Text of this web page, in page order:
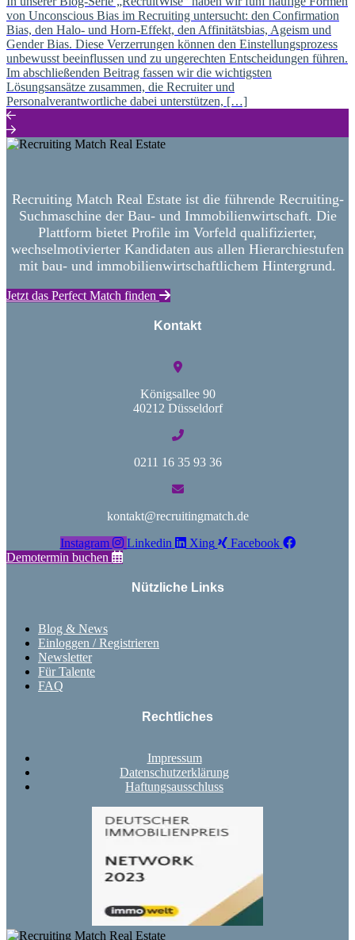
von Unconscious Bias im Recruiting untersucht: den Confirmation
Bias, den Halo- und Horn-Effekt, den Affinitätsbias, Ageism und
Gender Bias. Diese Verzerrungen können den Einstellungsprozess
unbewusst beeinflussen und zu ungerechten Entscheidungen führen.
Im abschließenden Beitrag fassen wir die wichtigsten
Lösungsansätze zusammen, die Recruiter und
Personalverantwortliche dabei unterstützen, […]
Recruiting Match Real Estate ist die führende Recruiting-
Suchmaschine der Bau- und Immobilienwirtschaft. Die
Plattform bietet Profile im Vorfeld qualifizierter,
wechselmotivierter Kandidaten aus allen Hierarchiestufen
mit bau- und immobilienwirtschaftlichem Hintergrund.
Jetzt das Perfect Match finden
Kontakt
Königsallee 90
40212 Düsseldorf
0211 16 35 93 36
kontakt@recruitingmatch.de
Instagram
Linkedin Xing
Facebook
Demotermin buchen
Nützliche Links
Blog & News
Einloggen / Registrieren
Newsletter
Für Talente
FAQ
Rechtliches
Impressum
Datenschutzerklärung
Haftungsausschluss